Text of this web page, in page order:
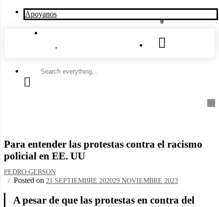
Apoyanos
0
Search
Para entender las protestas contra el racismo
policial en EE. UU
PEDRO GERSON
Posted on 21 SEPTIEMBRE 202029 NOVIEMBRE 2023
A pesar de que las protestas en contra del